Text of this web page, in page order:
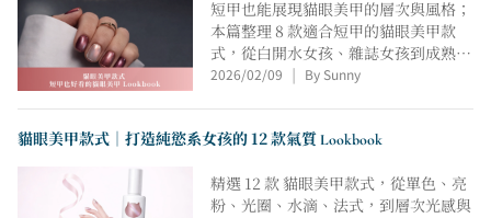
短甲也能展現貓眼美甲的層次與風格；
本篇整理 8 款適合短甲的貓眼美甲款
式，從白開水女孩、雜誌女孩到成熟低
調的小姊姊系，透過光澤分佈、色層配
一份清楚且耐看的 Lookbook 參考。
2026/02/09 By Sunny
貓眼美甲款式｜打造純慾系女孩的 12 款氣質 Lookbook
精選 12 款 貓眼美甲款式，從單色、亮
粉、光圈、水滴、法式，到層次光感與